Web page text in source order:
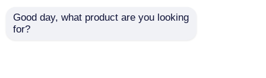
सीएडी प्लॉटर पेपर
इंडस्ट्रियल इंटरलेविंग, रैपिंग
Good day, what product are you looking
for?